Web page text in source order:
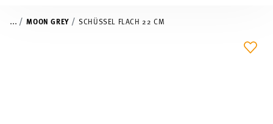
... MOON GREY SCHÜSSEL FLACH 22 CM
ADD